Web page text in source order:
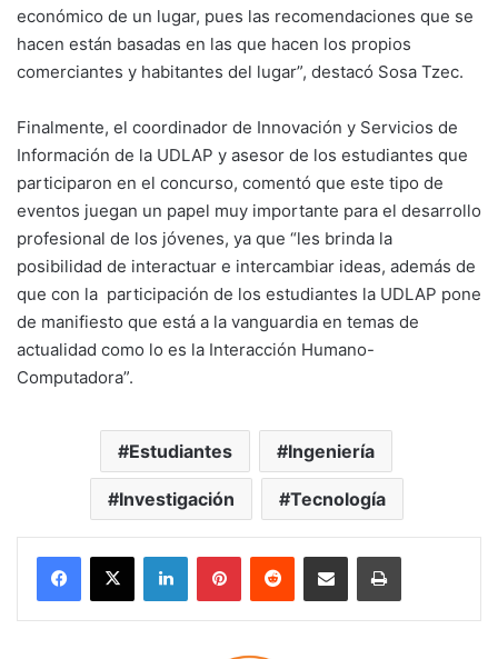
económico de un lugar, pues las recomendaciones que se
hacen están basadas en las que hacen los propios
comerciantes y habitantes del lugar”, destacó Sosa Tzec.
Finalmente, el coordinador de Innovación y Servicios de
Información de la UDLAP y asesor de los estudiantes que
participaron en el concurso, comentó que este tipo de
eventos juegan un papel muy importante para el desarrollo
profesional de los jóvenes, ya que “les brinda la
posibilidad de interactuar e intercambiar ideas, además de
que con la participación de los estudiantes la UDLAP pone
de manifiesto que está a la vanguardia en temas de
actualidad como lo es la Interacción Humano-
Computadora”.
Estudiantes Ingeniería
Investigación Tecnología
LinkedInPinterestReddit Share via Email Print